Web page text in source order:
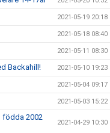
2021-05-19 20:18
2021-05-18 08:40
2021-05-11 08:30
Backahill! 2021-05-10 19:23
2021-05-04 09:17
2021-05-03 15:22
födda 2002
2021-04-29 10:30